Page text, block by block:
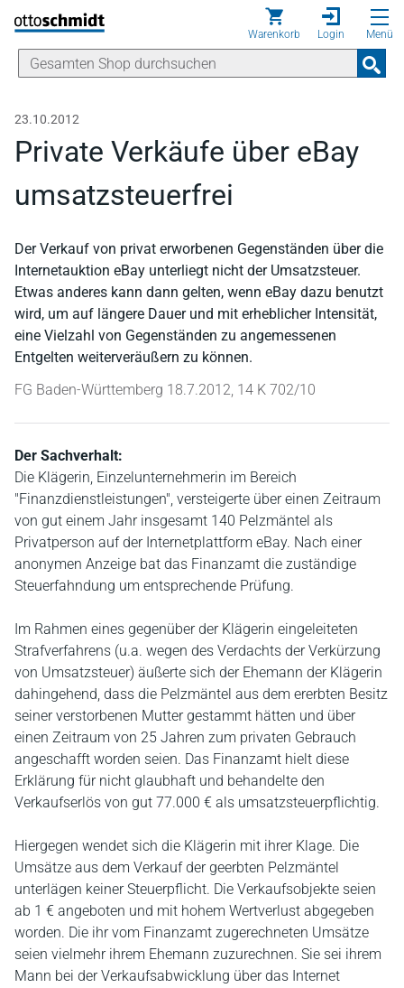
Direkt zum Inhalt
Warenkorb Login Menü
23.10.2012
Private Verkäufe über eBay
umsatzsteuerfrei
Der Verkauf von privat erworbenen Gegenständen über die
Internetauktion eBay unterliegt nicht der Umsatzsteuer.
Etwas anderes kann dann gelten, wenn eBay dazu benutzt
wird, um auf längere Dauer und mit erheblicher Intensität,
eine Vielzahl von Gegenständen zu angemessenen
Entgelten weiterveräußern zu können.
FG Baden-Württemberg 18.7.2012, 14 K 702/10
Der Sachverhalt:
Die Klägerin, Einzelunternehmerin im Bereich
"Finanzdienstleistungen", versteigerte über einen Zeitraum
von gut einem Jahr insgesamt 140 Pelzmäntel als
Privatperson auf der Internetplattform eBay. Nach einer
anonymen Anzeige bat das Finanzamt die zuständige
Steuerfahndung um entsprechende Prüfung.
Im Rahmen eines gegenüber der Klägerin eingeleiteten
Strafverfahrens (u.a. wegen des Verdachts der Verkürzung
von Umsatzsteuer) äußerte sich der Ehemann der Klägerin
dahingehend, dass die Pelzmäntel aus dem ererbten Besitz
seiner verstorbenen Mutter gestammt hätten und über
einen Zeitraum von 25 Jahren zum privaten Gebrauch
angeschafft worden seien. Das Finanzamt hielt diese
Erklärung für nicht glaubhaft und behandelte den
Verkaufserlös von gut 77.000 € als umsatzsteuerpflichtig.
Hiergegen wendet sich die Klägerin mit ihrer Klage. Die
Umsätze aus dem Verkauf der geerbten Pelzmäntel
unterlägen keiner Steuerpflicht. Die Verkaufsobjekte seien
ab 1 € angeboten und mit hohem Wertverlust abgegeben
worden. Die ihr vom Finanzamt zugerechneten Umsätze
seien vielmehr ihrem Ehemann zuzurechnen. Sie sei ihrem
Mann bei der Verkaufsabwicklung über das Internet